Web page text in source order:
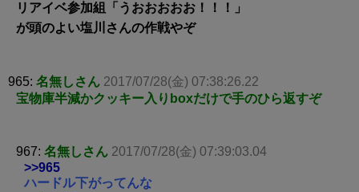
リアイベ参加組「うおおおおお！！！」
が頭のよい塩川さんの作戦やぞ
965: 名無しさん 2017/07/28(金) 07:38:26.22
宝物庫半減かクッキー入りboxだけで手のひら返すぞ
967: 名無しさん 2017/07/28(金) 07:39:03.04
>>965
ハードル下がってんな